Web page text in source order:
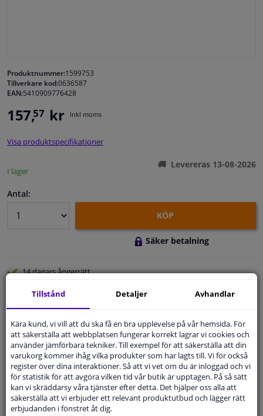
Bilvård & Tillbehör
Verkstad & Verktyg
Husbil, motorcykel, cykel & båt
Sensorer & Elsystem
Produktnummer:1599753
Tillverkare kod:0636587
EAN:5410909776428
157,57 kr Inkl moms
Visa produktspecifikationer
I lager
Levereras 13-08-2026
Antal:
KÖP
Säker betalning
14 dagarsångerrätt
Beställ smidigt och betala tryggt
Leverans inom 5 dagar
ExpertKundservice
Kundservice: Inte Tillgänglig Via Telefon
Ställ din fråga hos våra produktspecialister.
Frågor Och Svar
Tillstånd Detaljer Avhandlar
Kära kund, vi vill att du ska få en bra upplevelse på vår hemsida. För
att säkerställa att webbplatsen fungerar korrekt lagrar vi cookies och
använder jämförbara tekniker. Till exempel för att säkerställa att din
varukorg kommer ihåg vilka produkter som har lagts till. Vi för också
register över dina interaktioner. Så att vi vet om du är inloggad och vi
för statistik för att avgöra vilken tid vår butik är upptagen. På så sätt
kan vi skräddarsy våra tjänster efter detta. Det hjälper oss alla att
säkerställa att vi erbjuder ett relevant produktutbud och lägger rätt
erbjudanden i fönstret åt dig.